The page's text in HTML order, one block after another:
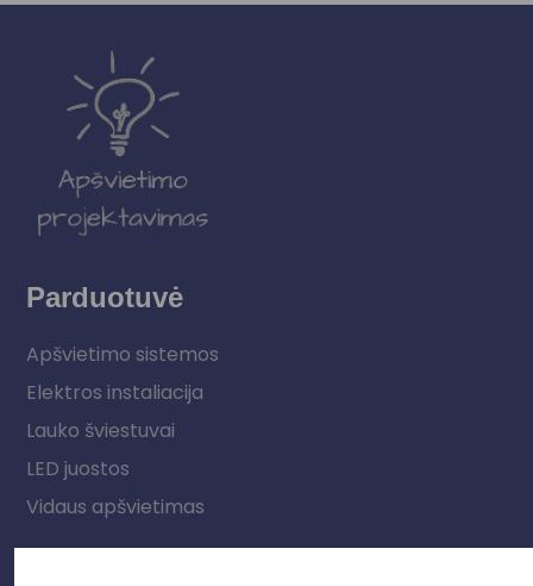
Parduotuvė
Apšvietimo sistemos
Elektros instaliacija
Lauko šviestuvai
LED juostos
Vidaus apšvietimas